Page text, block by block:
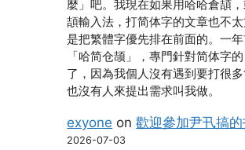
麼」吧。我現在如果用哈哈倉頡
頡輸入法，打简体字的文章也不
是把繁體字優先排在前面的。一
「哈简仓颉」，專門針對简体字
了，因為我個人沒有遇到要打很多
也沒有人來提出需求叫我做。
exyone on歡迎參加尹卂搞的
2026-07-03